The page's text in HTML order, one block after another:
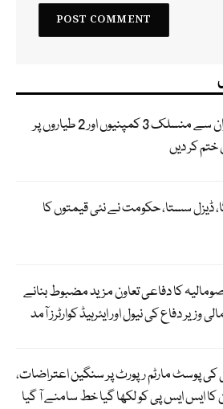
امریکا نے ایران سے منسلک 3 کمپنیوں اور 2 طیاروں پر
ختم کر دیں
ڈیزل سستا، حکومت نے نئی قیمتوں کا
کا دفاعی تعاون مزید مضبوط بنانے
وزیر دفاع کی نیول اور ایئرہیڈ کوارٹرز آمد
کی پوسٹ مارٹم رپورٹ پر سنگین اعتراضات،
ایس ایس پی کو لکھا گیا خط سامنے آ گیا